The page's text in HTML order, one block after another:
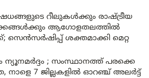
റീലുകൾക്കും രാഷ്ട്രീയ
ആഗോളതലത്തിൽ
സെൻസർഷിപ്പ് ശക്തമാക്കി മെറ്റ
ന്യൂനമർദ്ദം ; സംസ്ഥാനത്ത് പരക്കെ
നാളെ 7 ജില്ലകളിൽ ഓറഞ്ച് അലർട്ട്